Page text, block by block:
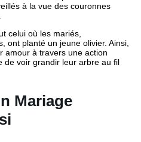
à la vue des couronnes
celui où les mariés,
ont planté un jeune olivier. Ainsi,
amour à travers une action
de voir grandir leur arbre au fil
Mariage